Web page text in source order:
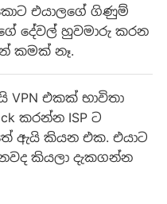
එයාලගේ ගිණුම්
දේවල් හුවමාරු කරන
කමක් නෑ.
VPN එකක් භාවිතා
කරන්න ISP ට
ඇයි කියන එක. එයාට
කියලා දැකගන්න